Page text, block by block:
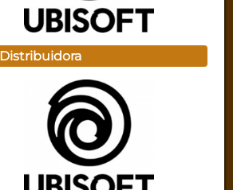
Distribuidora